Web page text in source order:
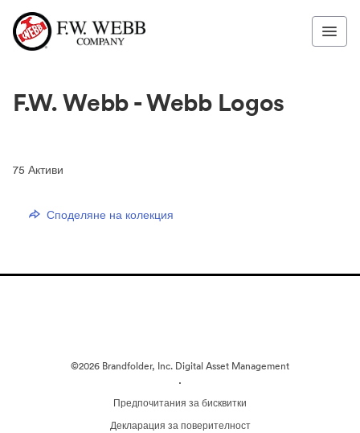
F.W. Webb - Webb Logos
75 Активи
Споделяне на колекция
©2026 Brandfolder, Inc. Digital Asset Management
·
Предпочитания за бисквитки
Декларация за поверителност